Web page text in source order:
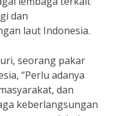
dan
laut Indonesia.
seorang pakar
“Perlu adanya
dan
keberlangsungan